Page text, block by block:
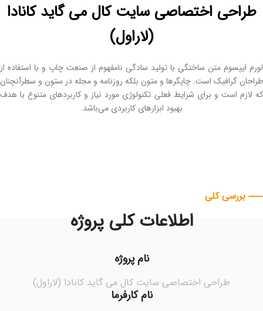
اختصاصی سایت کال می گاید کانادا
(لاراول)
ایپسوم متن ساختگی با تولید سادگی نامفهوم از صنعت چاپ و با استفاده از
گرافیک است. چاپگرها و متون بلکه روزنامه و مجله در ستون و سطرآنچنان
است و برای شرایط فعلی تکنولوژی مورد نیاز و کاربردهای متنوع با هدف
بهبود ابزارهای کاربردی می‌باشد.
بررسی کلی
اطلاعات کلی پروژه
نام پروژه
طراحی اختصاصی سایت کال می گاید کانادا (لاراول)
نام کارفرما